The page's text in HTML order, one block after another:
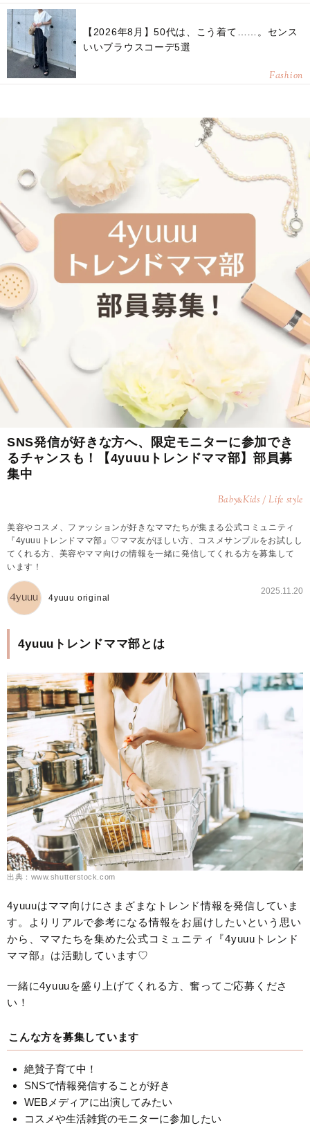
【2026年8月】50代は、こう着て……。センス
いいブラウスコーデ5選
Fashion
SNS発信が好きな方へ、限定モニターに参加でき
るチャンスも！【4yuuuトレンドママ部】部員募
集中
Baby&Kids / Life style
美容やコスメ、ファッションが好きなママたちが集まる公式コミュニティ
『4yuuuトレンドママ部』♡ママ友がほしい方、コスメサンプルをお試しし
てくれる方、美容やママ向けの情報を一緒に発信してくれる方を募集して
います！
4yuuu original
2025.11.20
4yuuuトレンドママ部とは
出典：www.shutterstock.com
4yuuuはママ向けにさまざまなトレンド情報を発信していま
す。よりリアルで参考になる情報をお届けしたいという思い
から、ママたちを集めた公式コミュニティ『4yuuuトレンド
ママ部』は活動しています♡
一緒に4yuuuを盛り上げてくれる方、奮ってご応募くださ
い！
こんな方を募集しています
絶賛子育て中！
SNSで情報発信することが好き
WEBメディアに出演してみたい
コスメや生活雑貨のモニターに参加したい